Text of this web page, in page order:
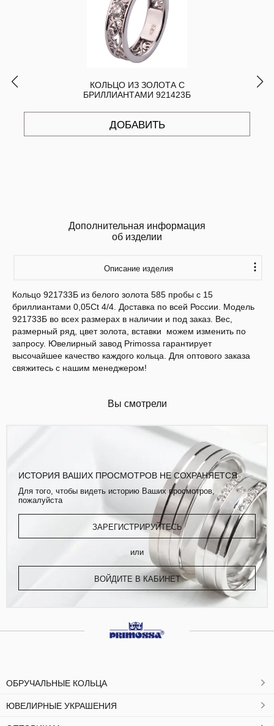
КОЛЬЦО ИЗ ЗОЛОТА С
БРИЛЛИАНТАМИ 921423Б
ДОБАВИТЬ
Дополнительная информация
об изделии
Описание изделия
Кольцо 921733Б из белого золота 585 пробы с 15
бриллиантами 0,05Ct 4/4. Доставка по всей России. Модель
921733Б во всех размерах в наличии и под заказ. Вес,
размерный ряд, цвет золота, вставки можем изменить по
запросу. Ювелирный завод Primossa гарантирует
высочайшее качество каждого кольца. Для оптового заказа
свяжитесь с нашим менеджером!
Вы смотрели
ИСТОРИЯ ВАШИХ ПРОСМОТРОВ НЕ СОХРАНЯЕТСЯ
Для того, чтобы видеть историю Ваших просмотров,
пожалуйста
ЗАРЕГИСТРИРУЙТЕСЬ
или
ВОЙДИТЕ В КАБИНЕТ
ОБРУЧАЛЬНЫЕ КОЛЬЦА
ЮВЕЛИРНЫЕ УКРАШЕНИЯ